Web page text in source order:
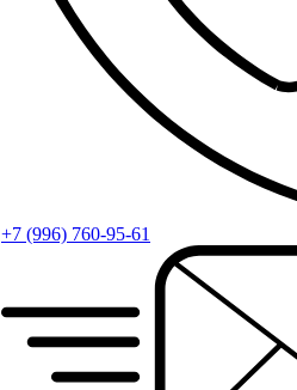
+7 (996) 760-95-61